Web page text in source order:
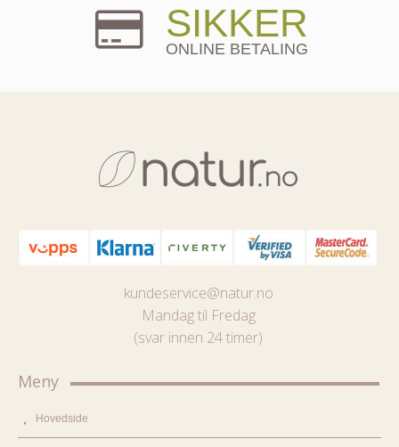
SIKKER
ONLINE BETALING
kundeservice@natur.no
Mandag til Fredag
(svar innen 24 timer)
Meny
Hovedside